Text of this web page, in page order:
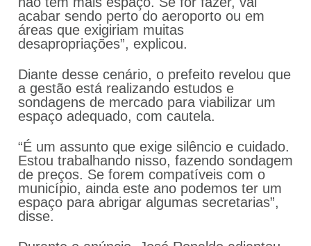
acabar sendo perto do aeroporto ou em
áreas que exigiriam muitas
desapropriações”, explicou.
Diante desse cenário, o prefeito revelou que
a gestão está realizando estudos e
sondagens de mercado para viabilizar um
espaço adequado, com cautela.
“É um assunto que exige silêncio e cuidado.
Estou trabalhando nisso, fazendo sondagem
de preços. Se forem compatíveis com o
município, ainda este ano podemos ter um
espaço para abrigar algumas secretarias”,
disse.